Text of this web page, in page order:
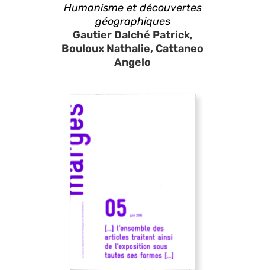
Humanisme et découvertes
géographiques
Gautier Dalché Patrick,
Bouloux Nathalie, Cattaneo
Angelo